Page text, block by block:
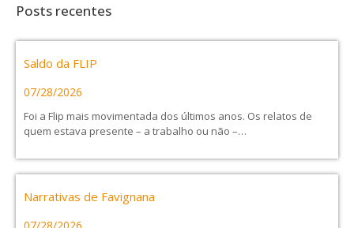
Posts recentes
Saldo da FLIP
07/28/2026
Foi a Flip mais movimentada dos últimos anos. Os relatos de
quem estava presente – a trabalho ou não –…
Narrativas de Favignana
07/28/2026